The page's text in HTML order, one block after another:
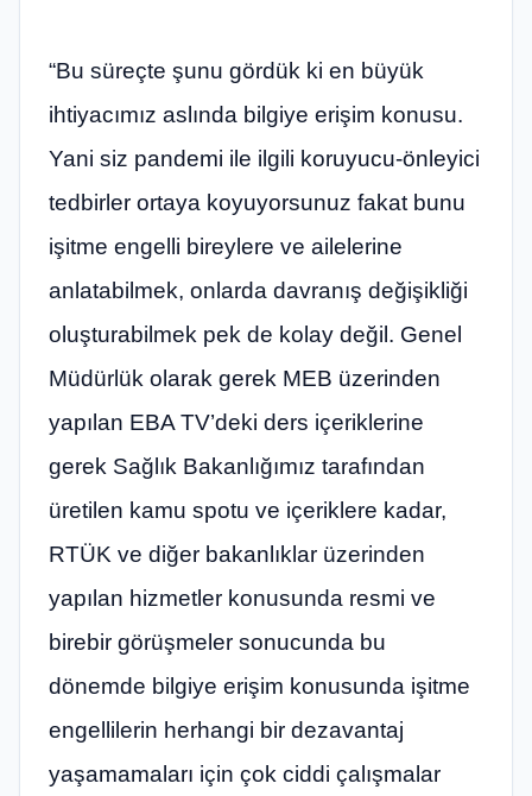
“Bu süreçte şunu gördük ki en büyük
ihtiyacımız aslında bilgiye erişim konusu.
Yani siz pandemi ile ilgili koruyucu-önleyici
tedbirler ortaya koyuyorsunuz fakat bunu
işitme engelli bireylere ve ailelerine
anlatabilmek, onlarda davranış değişikliği
oluşturabilmek pek de kolay değil. Genel
Müdürlük olarak gerek MEB üzerinden
yapılan EBA TV’deki ders içeriklerine
gerek Sağlık Bakanlığımız tarafından
üretilen kamu spotu ve içeriklere kadar,
RTÜK ve diğer bakanlıklar üzerinden
yapılan hizmetler konusunda resmi ve
birebir görüşmeler sonucunda bu
dönemde bilgiye erişim konusunda işitme
engellilerin herhangi bir dezavantaj
yaşamamaları için çok ciddi çalışmalar